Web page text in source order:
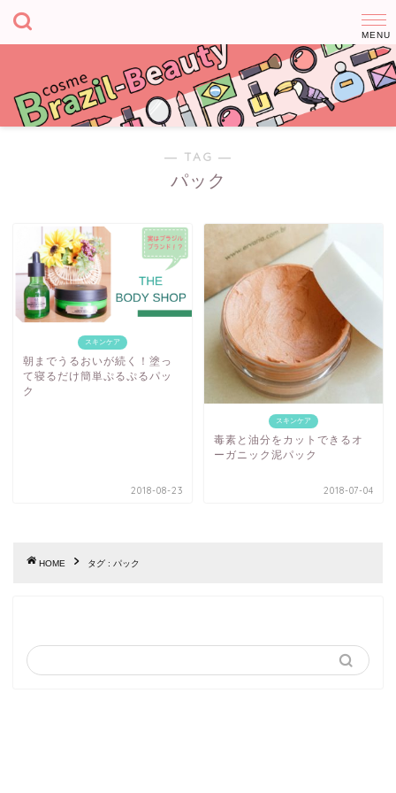
― TAG ―
パック
スキンケア
朝までうるおいが続く！塗っ
て寝るだけ簡単ぷるぷるパッ
ク
2018-08-23
スキンケア
毒素と油分をカットできるオ
ーガニック泥パック
2018-07-04
HOME タグ : パック